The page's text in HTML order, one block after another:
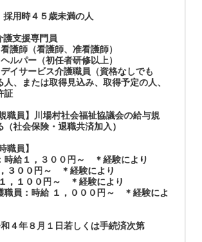
４５歳未満の人
支援専門員
護師、准看護師）
初任者研修以上）
介護職員（資格なしでも
、または取得見込み、取得予定の人、
証
員】川場村社会福祉協議会の給与規
社会保険・退職共済加入）
】
時給１，３００円～ ＊経験により
３００円～ ＊経験により
，１００円～ ＊経験により
員：時給 １，０００円～ ＊経験によ
４年８月１日若しくは手続済次第